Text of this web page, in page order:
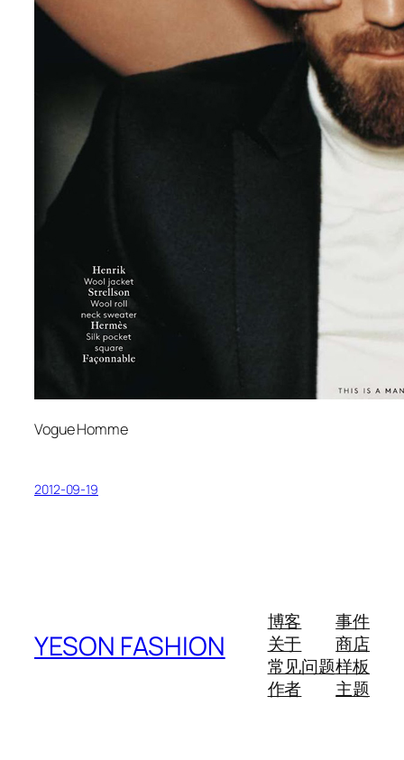
Vogue Homme
2012-09-19
YESON FASHION
博客
关于
常见问题
作者
事件
商店
样板
主题